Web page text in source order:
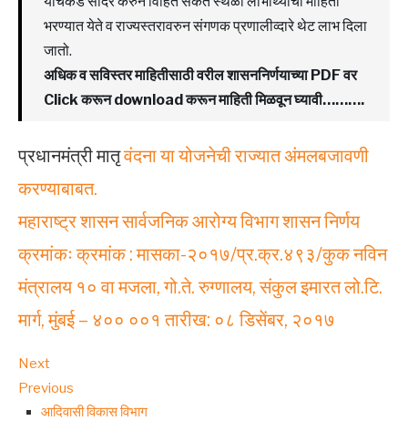
भरण्यात येते व राज्यस्तरावरुन संगणक प्रणालीव्दारे थेट लाभ दिला
जातो.
अधिक व सविस्तर माहितीसाठी वरील शासननिर्णयाच्या PDF वर
Click करून download करून माहिती मिळवून घ्यावी……….
प्रधानमंत्री मातृवंदना या योजनेची राज्यात अंमलबजावणी
करण्याबाबत.
महाराष्ट्र शासन सार्वजनिक आरोग्य विभाग शासन निर्णय
क्रमांकः क्रमांक : मासका-२०१७/प्र.क्र.४९३/कुक नविन
मंत्रालय १० वा मजला, गो.ते. रुग्णालय, संकुल इमारत लो.टि.
मार्ग, मुंबई – ४०० ००१ तारीख: ०८ डिसेंबर, २०१७
Next
Previous
आदिवासी विकास विभाग